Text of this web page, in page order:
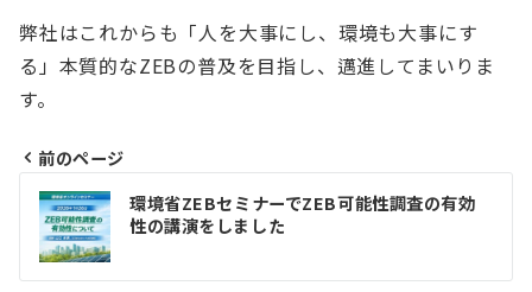
弊社はこれからも「人を大事にし、環境も大事にす
る」本質的なZEBの普及を目指し、邁進してまいりま
す。
投
稿
ナ
前のページ
環境省ZEBセミナーでZEB可能性調査の有効
性の講演をしました